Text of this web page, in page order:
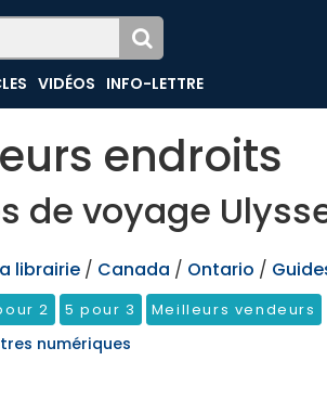
VIDÉOS INFO-LETTRE
endroits
de voyage
librairie / Canada / Ontario /
2 5 pour 3 Meilleurs vendeurs
numériques